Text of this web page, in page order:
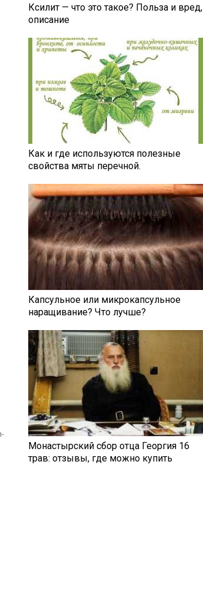
Ксилит — что это такое? Польза и вред,
описание
Как и где используются полезные
свойства мяты перечной.
Капсульное или микрокапсульное
наращивание? Что лучше?
Монастырский сбор отца Георгия 16
трав: отзывы, где можно купить